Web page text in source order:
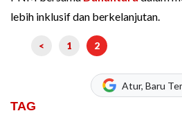
lebih inklusif dan berkelanjutan.
< 1 2
Atur, Baru
TAG